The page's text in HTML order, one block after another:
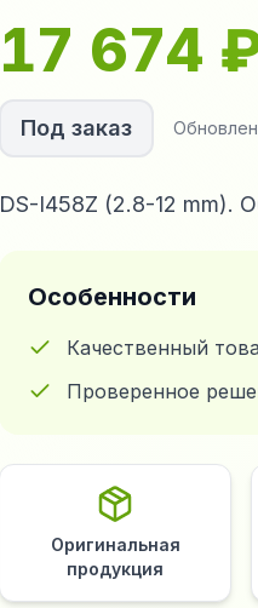
17 674
Под заказ
DS-I458Z (2.8-12 mm).
Особенности
Качественный
Проверенное
Оригинальная
продукция